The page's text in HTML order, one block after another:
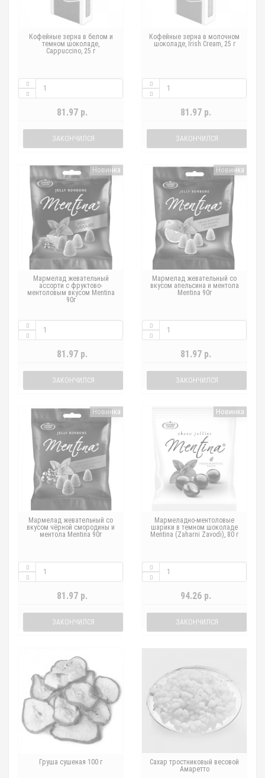
Кофейные зерна в белом и
темном шоколаде,
Cappuccino, 25 г
81.97 р.
ЗАКОНЧИЛСЯ
Кофейные зерна в молочном
шоколаде, Irish Cream, 25 г
81.97 р.
ЗАКОНЧИЛСЯ
Новинка
Мармелад жевательный
ассорти с фруктово-
ментоловым вкусом Mentina
90г
81.97 р.
ЗАКОНЧИЛСЯ
Новинка
Мармелад жевательный со
вкусом апельсина и ментола
Mentina 90г
81.97 р.
ЗАКОНЧИЛСЯ
Новинка
Мармелад жевательный со
вкусом чёрной смородины и
ментола Mentina 90г
81.97 р.
ЗАКОНЧИЛСЯ
Новинка
Мармеладно-ментоловые
шарики в темном шоколаде
Mentina (Zaharni Zavodi), 80 г
94.26 р.
ЗАКОНЧИЛСЯ
Груша сушеная 100 г
Сахар тростниковый весовой
Амаретто